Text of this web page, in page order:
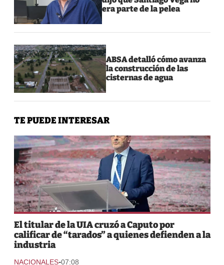
era parte de la pelea
ABSA detalló cómo avanza
la construcción de las
cisternas de agua
TE PUEDE INTERESAR
El titular de la UIA cruzó a Caputo por
calificar de “tarados” a quienes defienden a la
industria
NACIONALES-07:08